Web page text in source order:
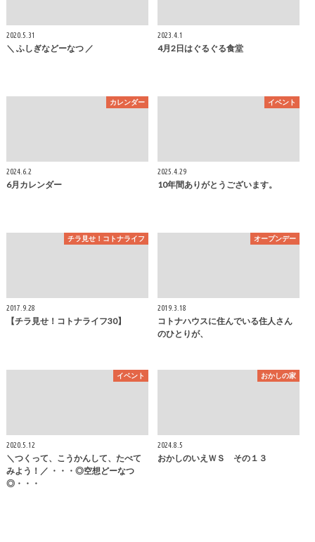
2020.5.31
＼ ふしぎなどーなつ ／
2023.4.1
4月2日はぐるぐる食堂
カレンダー
2024.6.2
6月カレンダー
イベント
2025.4.29
10年間ありがとうございます。
チラ見せ！コトナライフ
2017.9.28
【チラ見せ！コトナライフ30】
オープンデー
2019.3.18
コトナハウスに住んでいる住人さん
のひとりが、
イベント
2020.5.12
＼つくって、こうかんして、たべて
みよう！／ ・・・◎空想どーなつ
◎・・・
おかしの家
2024.8.5
おかしのいえＷＳ その１３